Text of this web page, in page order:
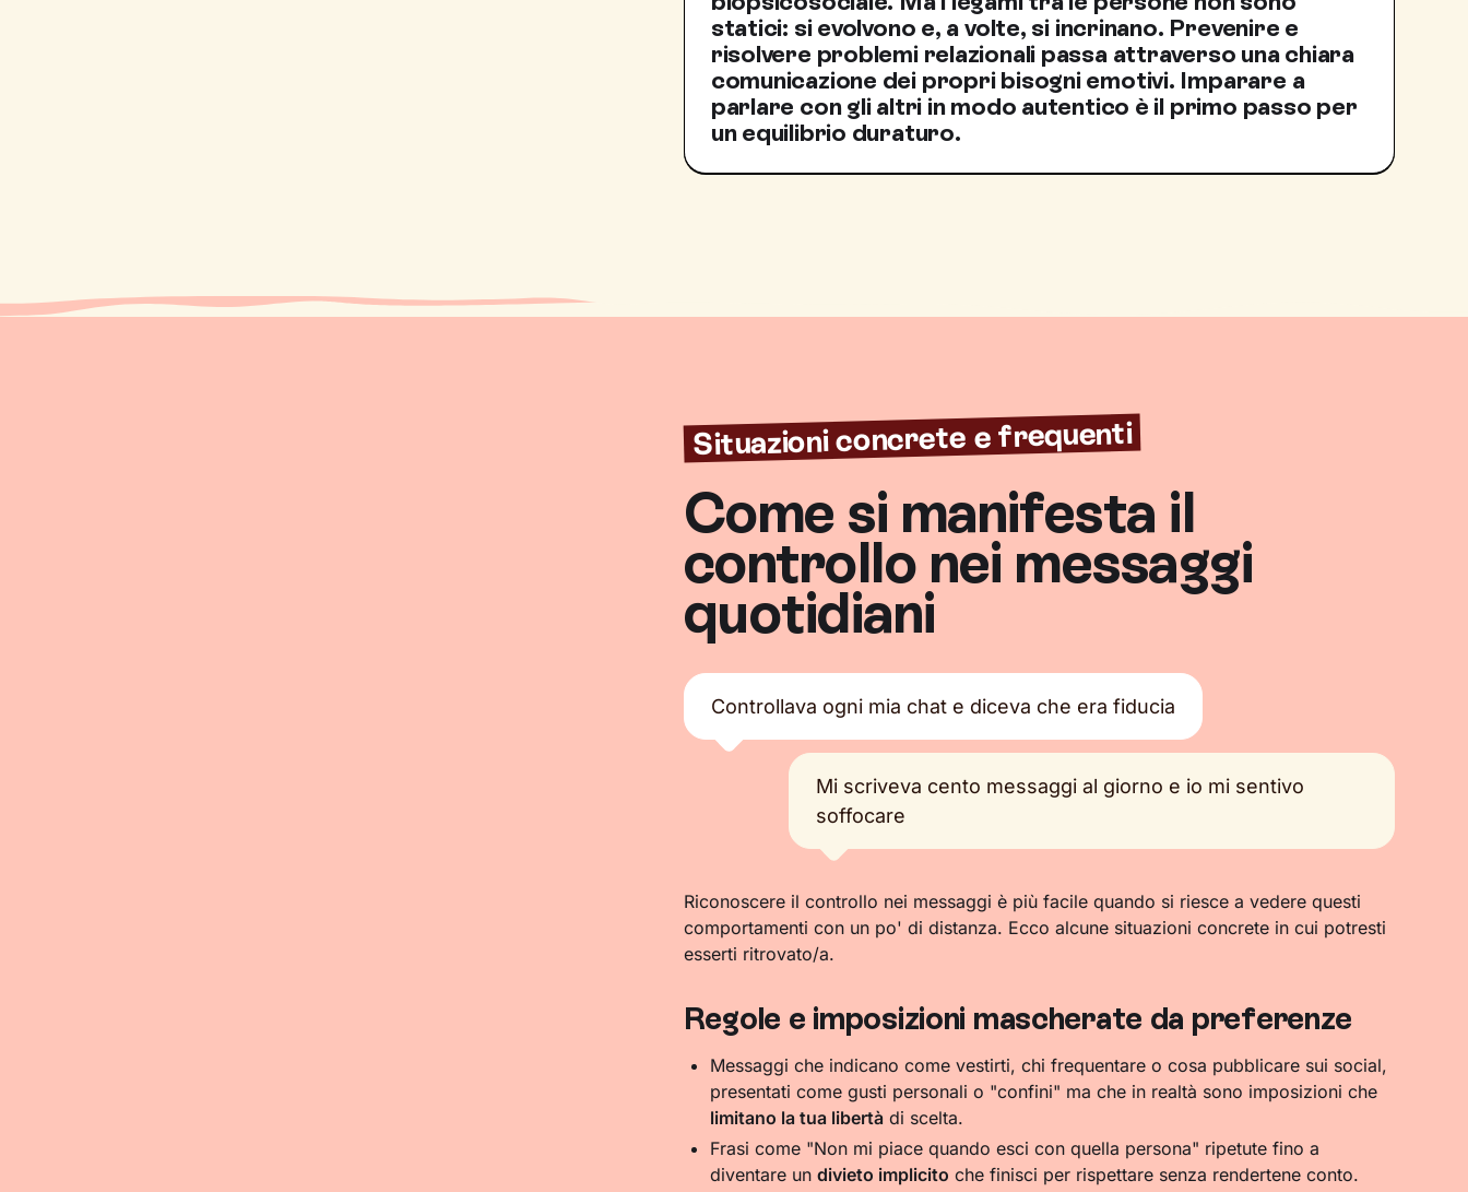
statici: si evolvono e, a volte, si incrinano. Prevenire e
risolvere problemi relazionali passa attraverso una chiara
comunicazione dei propri bisogni emotivi. Imparare a
parlare con gli altri in modo autentico è il primo passo per
un equilibrio duraturo.
Situazioni concrete e frequenti
Come si manifesta il
controllo nei messaggi
quotidiani
Controllava ogni mia chat e diceva che era fiducia
Mi scriveva cento messaggi al giorno e io mi sentivo
soffocare
Riconoscere il controllo nei messaggi è più facile quando si riesce a vedere questi
comportamenti con un po' di distanza. Ecco alcune situazioni concrete in cui potresti
esserti ritrovato/a.
Regole e imposizioni mascherate da preferenze
Messaggi che indicano come vestirti, chi frequentare o cosa pubblicare sui social,
presentati come gusti personali o "confini" ma che in realtà sono imposizioni che
limitano la tua libertàdi scelta.
Frasi come "Non mi piace quando esci con quella persona" ripetute fino a
diventare un divieto implicito che finisci per rispettare senza rendertene conto.